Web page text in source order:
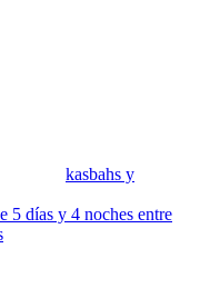
kasbahs y
5 días y 4 noches entre